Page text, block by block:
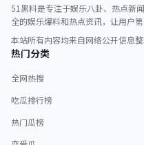
51黑料是专注于娱乐八卦、热点新
全的娱乐爆料和热点资讯，让用户第
本站所有内容均来自网络公开信息整
热门分类
全网热搜
吃瓜排行榜
热门瓜榜